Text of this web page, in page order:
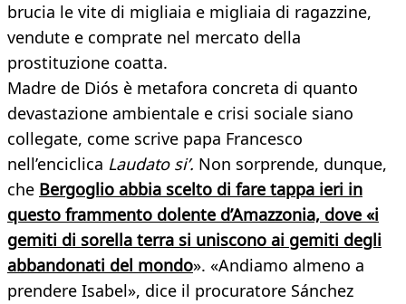
brucia le vite di migliaia e migliaia di ragazzine,
vendute e comprate nel mercato della
prostituzione coatta.
Madre de Diós è metafora concreta di quanto
devastazione ambientale e crisi sociale siano
collegate, come scrive papa Francesco
nell’enciclica Laudato si’. Non sorprende, dunque,
che Bergoglio abbia scelto di fare tappa ieri in
questo frammento dolente d’Amazzonia, dove «i
gemiti di sorella terra si uniscono ai gemiti degli
abbandonati del mondo». «Andiamo almeno a
prendere Isabel», dice il procuratore Sánchez